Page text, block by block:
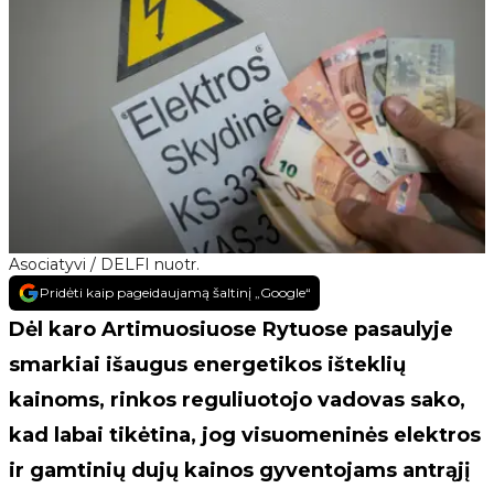
Asociatyvi / DELFI nuotr.
Pridėti kaip pageidaujamą šaltinį „Google“
Dėl karo Artimuosiuose Rytuose pasaulyje
smarkiai išaugus energetikos išteklių
kainoms, rinkos reguliuotojo vadovas sako,
kad labai tikėtina, jog visuomeninės elektros
ir gamtinių dujų kainos gyventojams antrąjį